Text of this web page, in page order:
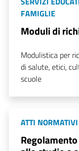
FAMIGLIE
Moduli di
Modulistica per
di salute, etici,
scuole
ATTI NORMATIVI